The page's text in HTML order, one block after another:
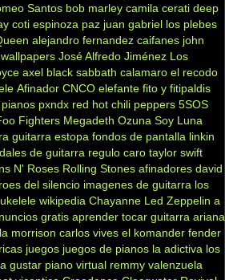
Santos bob marley camila cerati deep
coti espinoza paz juan gabriel los plebes
alejandro fernandez caifanes john
wallpapers José Alfredo Jiménez Los
axel black sabbath calamaro el recodo
Afinador CNCO elefante fito y fitipaldis
pianos pxndx red hot chili peppers 5SOS
Fighters Megadeth Ozuna Soy Luna
guitarra estopa fondos de pantalla linkin
de guitarra regulo caro taylor swift
N' Roses Rolling Stones afinadores david
del silencio imagenes de guitarra los
ukelele wikipedia Chayanne Led Zeppelin a
gratis aprender tocar guitarra ariana
morrison carlos vives el komander fender
juegos juegos de pianos la adictiva los
gustar piano virtual remmy valenzuela